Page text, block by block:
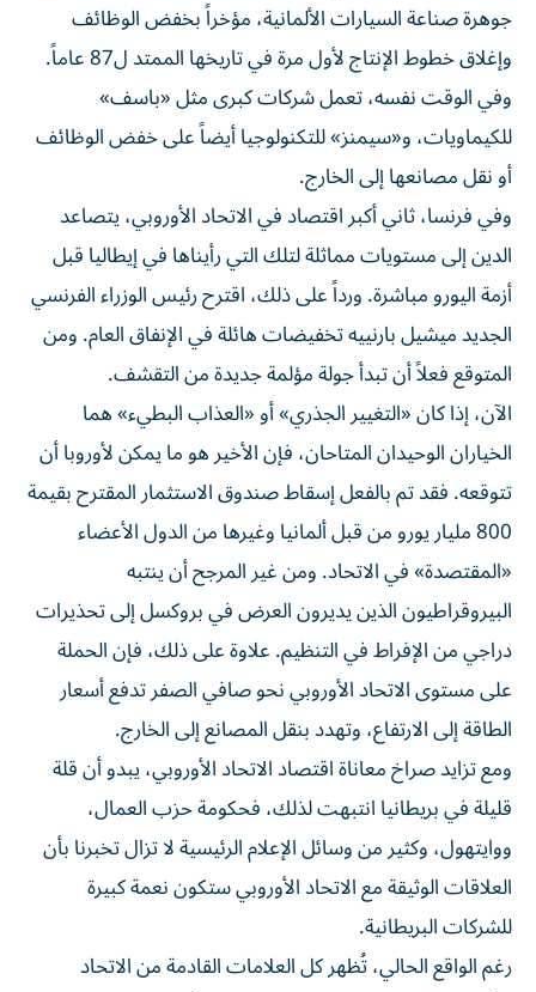
جوهرة صناعة السيارات الألمانية، مؤخراً بخفض الوظائف
وإغلاق خطوط الإنتاج لأول مرة في تاريخها الممتد ل87 عاماً.
وفي الوقت نفسه، تعمل شركات كبرى مثل «باسف»
للكيماويات، و«سيمنز» للتكنولوجيا أيضاً على خفض الوظائف
أو نقل مصانعها إلى الخارج.
وفي فرنسا، ثاني أكبر اقتصاد في الاتحاد الأوروبي، يتصاعد
الدين إلى مستويات مماثلة لتلك التي رأيناها في إيطاليا قبل
أزمة اليورو مباشرة. ورداً على ذلك، اقترح رئيس الوزراء الفرنسي
الجديد ميشيل بارنييه تخفيضات هائلة في الإنفاق العام. ومن
المتوقع فعلاً أن تبدأ جولة مؤلمة جديدة من التقشف.
الآن، إذا كان «التغيير الجذري» أو «العذاب البطيء» هما
الخياران الوحيدان المتاحان، فإن الأخير هو ما يمكن لأوروبا أن
تتوقعه. فقد تم بالفعل إسقاط صندوق الاستثمار المقترح بقيمة
800 مليار يورو من قبل ألمانيا وغيرها من الدول الأعضاء
«المقتصدة» في الاتحاد. ومن غير المرجح أن ينتبه
البيروقراطيون الذين يديرون العرض في بروكسل إلى تحذيرات
دراجي من الإفراط في التنظيم. علاوة على ذلك، فإن الحملة
على مستوى الاتحاد الأوروبي نحو صافي الصفر تدفع أسعار
الطاقة إلى الارتفاع، وتهدد بنقل المصانع إلى الخارج.
ومع تزايد صراخ معاناة اقتصاد الاتحاد الأوروبي، يبدو أن قلة
قليلة في بريطانيا انتبهت لذلك، فحكومة حزب العمال،
ووايتهول، وكثير من وسائل الإعلام الرئيسية لا تزال تخبرنا بأن
العلاقات الوثيقة مع الاتحاد الأوروبي ستكون نعمة كبيرة
للشركات البريطانية.
رغم الواقع الحالي، تُظهر كل العلامات القادمة من الاتحاد